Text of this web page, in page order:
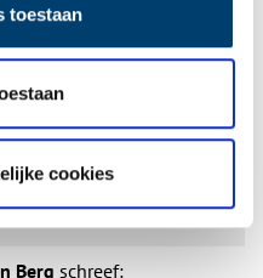
toestaan
cookies
dat 4 van de betrokkenen
met mij hadden,
(en gevonden).
Berg schreef: